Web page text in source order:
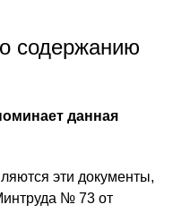
содержанию
данная
эти документы,
№ 73 от